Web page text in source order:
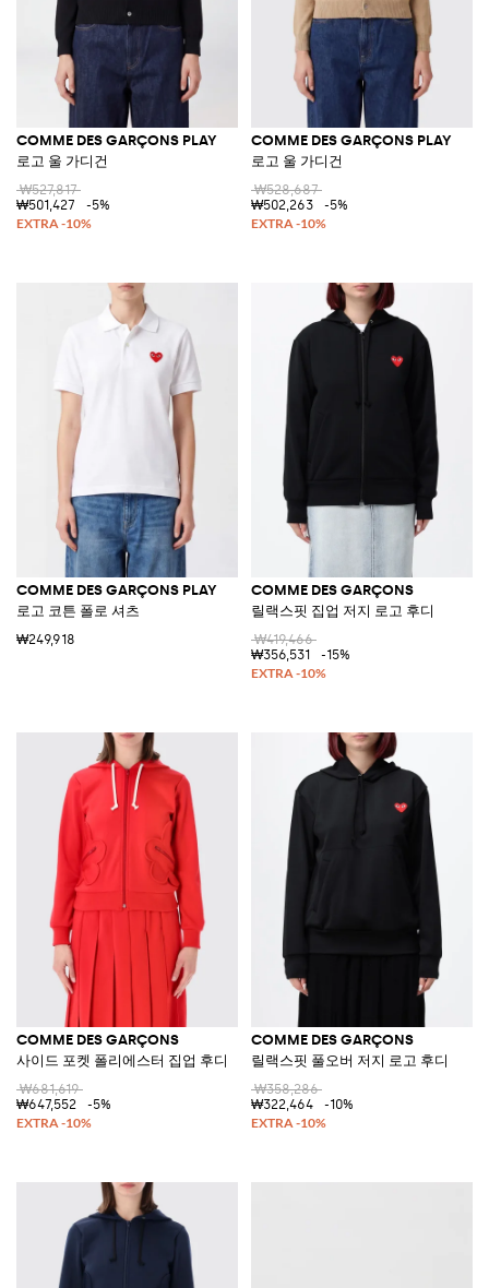
COMME DES GARÇONS PLAY
로고 울 가디건
₩527,817
₩501,427
-5%
COMME DES GARÇONS PLAY
로고 울 가디건
₩528,687
₩502,263
-5%
COMME DES GARÇONS PLAY
로고 코튼 폴로 셔츠
₩249,918
COMME DES GARÇONS
릴랙스핏 집업 저지 로고 후디
₩419,466
₩356,531
-15%
COMME DES GARÇONS
사이드 포켓 폴리에스터 집업 후디
₩681,619
₩647,552
-5%
COMME DES GARÇONS
릴랙스핏 풀오버 저지 로고 후디
₩358,286
₩322,464
-10%